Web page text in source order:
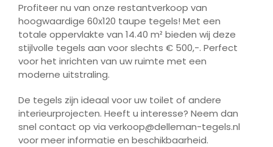
Profiteer nu van onze restantverkoop van
hoogwaardige 60x120 taupe tegels! Met een
totale oppervlakte van 14.40 m² bieden wij deze
stijlvolle tegels aan voor slechts € 500,-. Perfect
voor het inrichten van uw ruimte met een
moderne uitstraling.
De tegels zijn ideaal voor uw toilet of andere
interieurprojecten. Heeft u interesse? Neem dan
snel contact op via verkoop@delleman-tegels.nl
voor meer informatie en beschikbaarheid.